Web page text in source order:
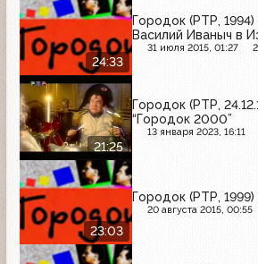
24:33
Городок (РТР, 1994)
Василий Иваныч в
31 июля 2015, 01:27
21:25
Городок (РТР,
“Городок 2000”
13 января 2023, 16:11
23:03
Городок (РТР, 1999)
20 августа 2015, 00:55